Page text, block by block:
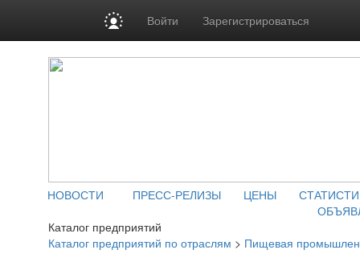
Войти Зарегистрироваться
НОВОСТИ ПРЕСС-РЕЛИЗЫ ЦЕНЫ
Каталог предприятий
Каталог предприятий по отраслям > Пищевая